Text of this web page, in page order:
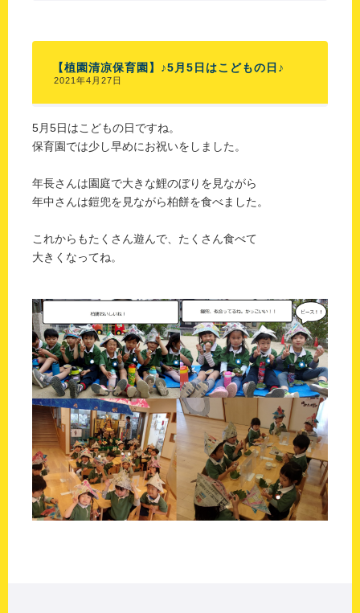
【植園清凉保育園】♪5月5日はこどもの日♪
2021年4月27日
5月5日はこどもの日ですね。
保育園では少し早めにお祝いをしました。
年長さんは園庭で大きな鯉のぼりを見ながら
年中さんは鎧兜を見ながら柏餅を食べました。
これからもたくさん遊んで、たくさん食べて
大きくなってね。